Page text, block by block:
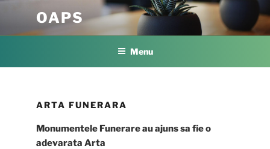
content
OAPS
Menu
ARTA FUNERARA
Monumentele Funerare au ajuns sa fie o
adevarata Arta